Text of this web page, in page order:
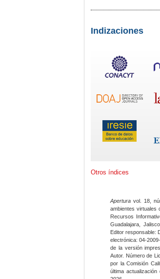
Indizaciones
Otros índices
Apertura vol. 18,
ambientes virtuales
Recursos
Guadalajara,
Editor responsable:
electrónica: 04-
de la versión
Autor. Número de
por la Comisión
última